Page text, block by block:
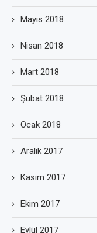
Mayıs 2018
Nisan 2018
Mart 2018
Şubat 2018
Ocak 2018
Aralık 2017
Kasım 2017
Ekim 2017
Eylül 2017